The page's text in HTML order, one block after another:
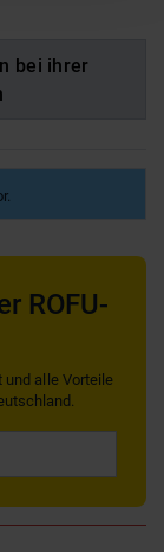
bei ihrer
ROFU-
und alle Vorteile